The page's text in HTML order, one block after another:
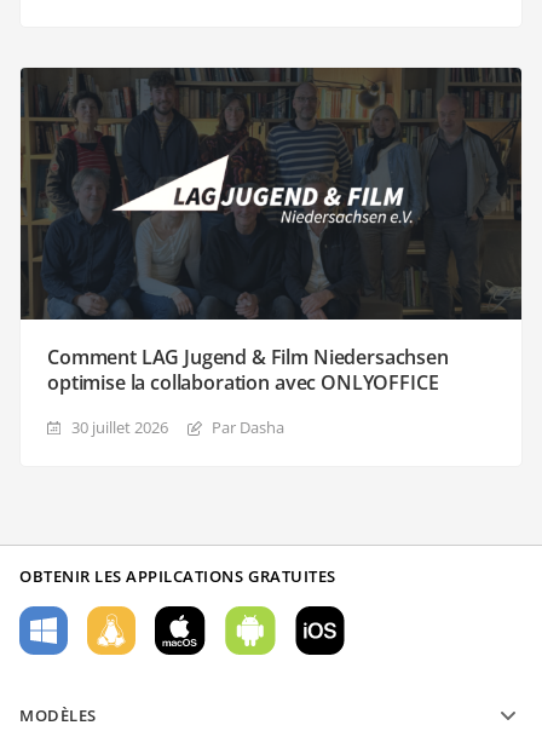
Comment LAG Jugend & Film Niedersachsen
optimise la collaboration avec ONLYOFFICE
30 juillet 2026 Par Dasha
OBTENIR LES APPILCATIONS GRATUITES
MODÈLES